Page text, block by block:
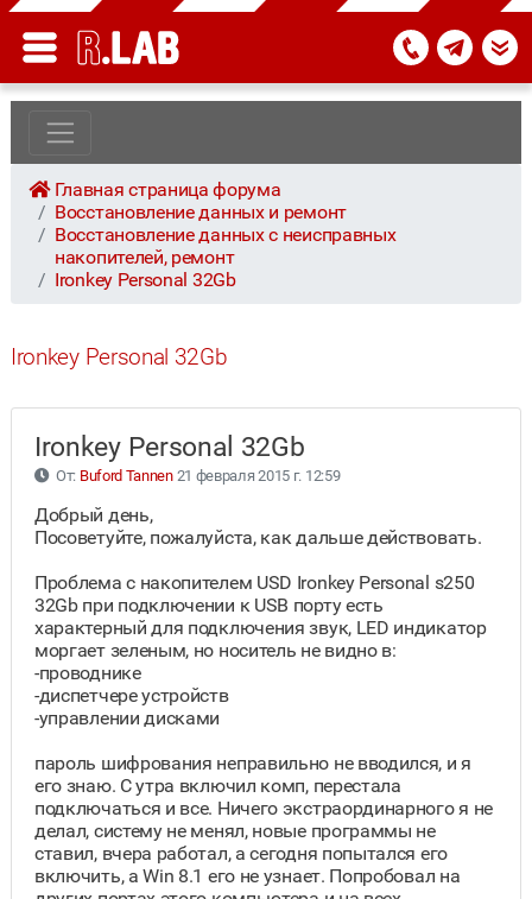
Главная страница форума
Восстановление данных и ремонт
Восстановление данных с неисправных
накопителей, ремонт
Ironkey Personal 32Gb
Ironkey Personal 32Gb
Ironkey Personal 32Gb
От: Buford Tannen21 февраля 2015 г. 12:59
Добрый день,
Посоветуйте, пожалуйста, как дальше действовать.
Проблема с накопителем USD Ironkey Personal s250
32Gb при подключении к USB порту есть
характерный для подключения звук, LED индикатор
моргает зеленым, но носитель не видно в:
-проводнике
-диспетчере устройств
-управлении дисками
пароль шифрования неправильно не вводился, и я
его знаю. С утра включил комп, перестала
подключаться и все. Ничего экстраординарного я не
делал, систему не менял, новые программы не
ставил, вчера работал, а сегодня попытался его
включить, а Win 8.1 его не узнает. Попробовал на